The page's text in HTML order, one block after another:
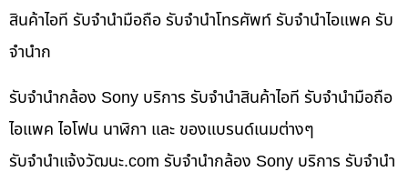
สินค้าไอที รับจำนำมือถือ รับจำนำโทรศัพท์ รับจำนำไอแพค รับ
จำนำก
รับจำนำกล้อง Sony บริการ รับจำนำสินค้าไอที รับจำนำมือถือ
ไอแพค ไอโฟน นาฬิกา และ ของแบรนด์เนมต่างๆ
รับจํานําแจ้งวัฒนะ.com รับจำนำกล้อง Sony บริการ รับจำนำ